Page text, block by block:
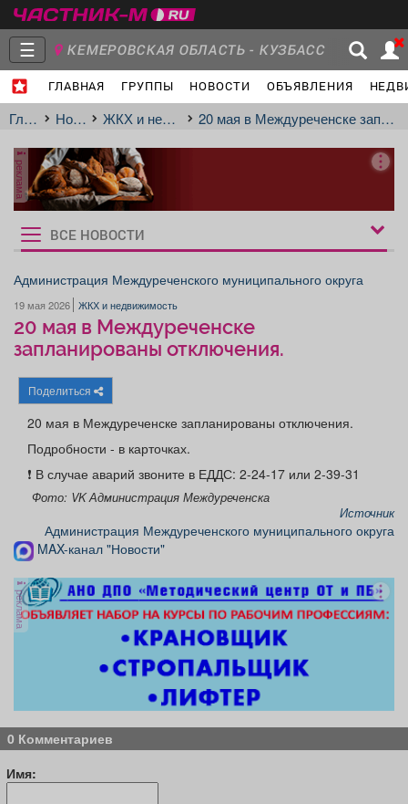
☰ КЕМЕРОВСКАЯ ОБЛАСТЬ - КУЗБАСС
ГЛАВНАЯ ГРУППЫ НОВОСТИ ОБЪЯВЛЕНИЯ
Главная
Объявления Недвижимость Услуги
Афиша Обучение Проекты
ТВ программа Я - пенсионер
Главная Новости ЖКХ и недвижимость 20 мая в Междуреченске запланированы отключения.
реклама
Рукбрики
новостей
ВСЕ НОВОСТИ
Администрация Междуреченского муниципального округа
19 мая 2026 ЖКХ и недвижимость
20 мая в Междуреченске
запланированы отключения.
Поделиться
20 мая в Междуреченске запланированы отключения.
Подробности - в карточках.
❗️ В случае аварий звоните в ЕДДС: 2-24-17 или 2-39-31
Фото: VK Администрация Междуреченска
Источник
Администрация Междуреченского муниципального округа
MAX-канал "Новости"
реклама
0 Комментариев
Имя: